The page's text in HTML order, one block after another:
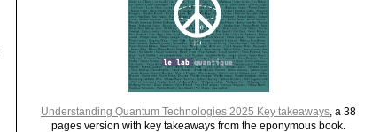
Understanding Quantum Technologies 2025 Key takeaways, a 38
pages version with key takeaways from the eponymous book.